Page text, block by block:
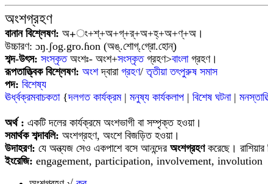
অংশগ্রহণ
বানান বিশ্লেষণ: অ+ং+শ্+অ+গ্+র্+অ+হ্+অ+ণ্+অ।
উচ্চারণ: ɔŋ.ʃog.gro.ɦon (অঙ্‌.শোগ্‌.গ্রো.হোন্)
শব্দ-উৎস: সংস্কৃতঅংশঃ- অংশ+সংস্কৃতগ্রহণ>বাংলাগ্রহণ।
রূপতাত্ত্বিক বিশ্লেষণ: অংশদ্বারা গ্রহণ/তৃতীয়া তৎপুরুষ সমাস
পদ: বিশেষ্য
ঊর্ধ্বক্রমবাচকতা{দলগত কার্যক্রম| মনুষ্য কার্যকলাপ | বিশেষ ঘটনা|
অর্থ : একটি দলের কার্যক্রমে অংশভাগী বা সম্পৃক্ত হওয়া।
সমার্থক শব্দাবলি: অংশগ্রহণ, অংশে বিজড়িত হওয়া।
উদাহরণ: যে অন্ত্যজ সেও একপাশে বসে আনন্দের অংশগ্রহণকরেছে। রাশিয়ার
ইংরেজি: engagement, participation, involvement, involution